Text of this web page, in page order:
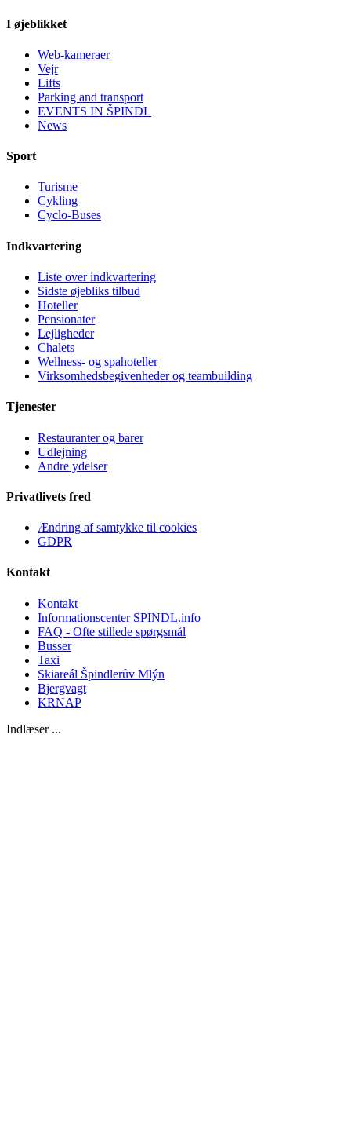
I øjeblikket
Web-kameraer
Vejr
Lifts
Parking and transport
EVENTS IN ŠPINDL
News
Sport
Turisme
Cykling
Cyclo-Buses
Indkvartering
Liste over indkvartering
Sidste øjebliks tilbud
Hoteller
Pensionater
Lejligheder
Chalets
Wellness- og spahoteller
Virksomhedsbegivenheder og teambuilding
Tjenester
Restauranter og barer
Udlejning
Andre ydelser
Privatlivets fred
Ændring af samtykke til cookies
GDPR
Kontakt
Kontakt
Informationscenter SPINDL.info
FAQ - Ofte stillede spørgsmål
Busser
Taxi
Skiareál Špindlerův Mlýn
Bjergvagt
KRNAP
Indlæser ...